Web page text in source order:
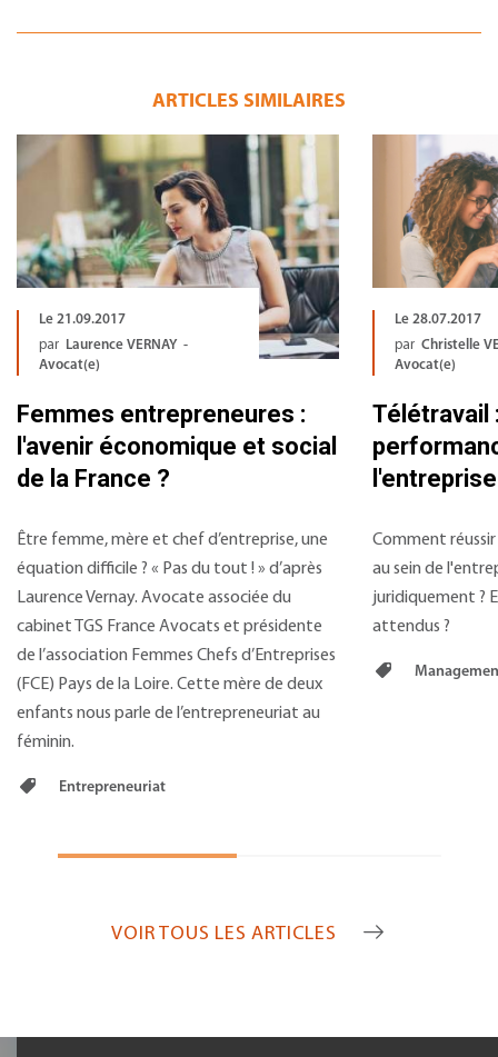
ARTICLES SIMILAIRES
Le 21.09.2017
par
Laurence VERNAY -
Avocat(e)
Femmes entrepreneures :
l'avenir économique et social
de la France ?
Être femme, mère et chef d’entreprise, une
équation difficile ? « Pas du tout ! » d’après
Laurence Vernay. Avocate associée du
cabinet TGS France Avocats et présidente
de l’association Femmes Chefs d’Entreprises
(FCE) Pays de la Loire. Cette mère de deux
enfants nous parle de l’entrepreneuriat au
féminin.
Entrepreneuriat
Le 28.07.2017
par Christelle
Avocat(e)
Télétravail
Comment
au sein de
juridiquement ?
attendus ?
VOIR TOUS LES ARTICLES